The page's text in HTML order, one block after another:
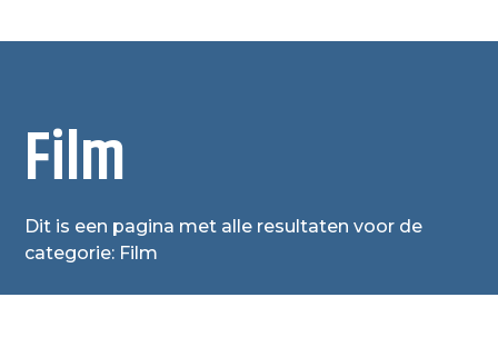
Film
Dit is een pagina met alle resultaten voor de
categorie: Film